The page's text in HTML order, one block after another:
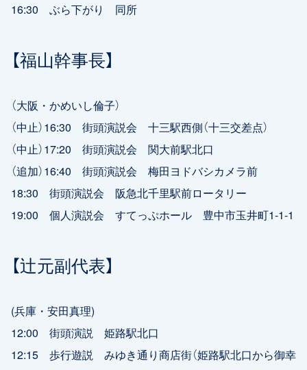
16:30 ぶら下がり 同所
【福山幹事長】
（大阪・かめいし倫子）
（中止）16:30 街頭演説会 十三駅西側（十三交差点）
（中止）17:20 街頭演説会 関大前駅北口
（追加）16:40 街頭演説会 梅田ヨドバシカメラ前
18:30 街頭演説会 阪急北千里駅前ロータリー
19:00 個人演説会 すてっぷホール 豊中市玉井町1-1-1
【辻元副代表】
(兵庫・安田真理)
12:00 街頭演説 姫路駅北口
12:15 歩行遊説 みゆき通り商店街（姫路駅北口から御幸